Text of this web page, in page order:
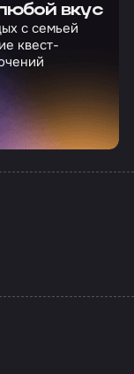
вкус
с семьей
квест-